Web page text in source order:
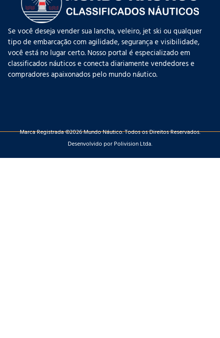
Se você deseja vender sua lancha, veleiro, jet ski ou qualquer
tipo de embarcação com agilidade, segurança e visibilidade,
você está no lugar certo. Nosso portal é especializado em
classificados náuticos e conecta diariamente vendedores e
compradores apaixonados pelo mundo náutico.
Marca Registrada ©2026 Mundo Náutico. Todos os Direitos Reservados.
Desenvolvido por Polivision Ltda.